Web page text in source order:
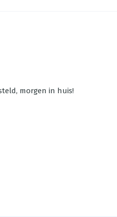
morgen in huis!